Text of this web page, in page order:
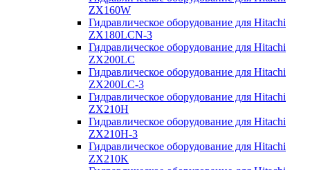
ZX160W
Гидравлическое оборудование для Hitachi
ZX180LCN-3
Гидравлическое оборудование для Hitachi
ZX200LC
Гидравлическое оборудование для Hitachi
ZX200LC-3
Гидравлическое оборудование для Hitachi
ZX210H
Гидравлическое оборудование для Hitachi
ZX210H-3
Гидравлическое оборудование для Hitachi
ZX210K